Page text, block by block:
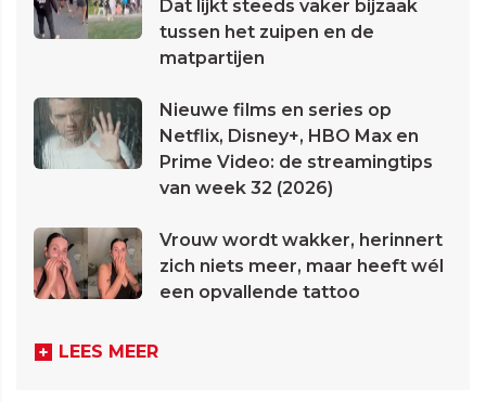
Dat lijkt steeds vaker bijzaak
tussen het zuipen en de
matpartijen
Nieuwe films en series op
Netflix, Disney+, HBO Max en
Prime Video: de streamingtips
van week 32 (2026)
Vrouw wordt wakker, herinnert
zich niets meer, maar heeft wél
een opvallende tattoo
LEES MEER